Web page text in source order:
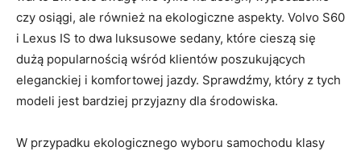
czy osiągi, ale również na ekologiczne⁣ aspekty. Volvo S60
⁤i​ Lexus IS to ‍dwa ⁢luksusowe sedany, które⁣ cieszą się
dużą popularnością wśród klientów poszukujących ​
eleganckiej⁤ i komfortowej jazdy. Sprawdźmy, który z tych
modeli‌ jest bardziej ⁤przyjazny dla środowiska.
W⁤ przypadku‍ ekologicznego wyboru samochodu klasy